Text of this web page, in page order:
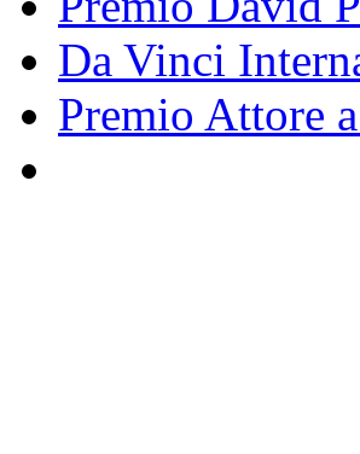
Da Vinci
Premio Attore